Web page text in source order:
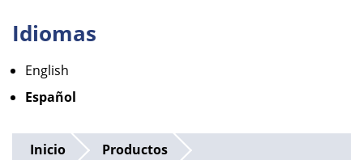
Idiomas
English
Español
Inicio
Productos